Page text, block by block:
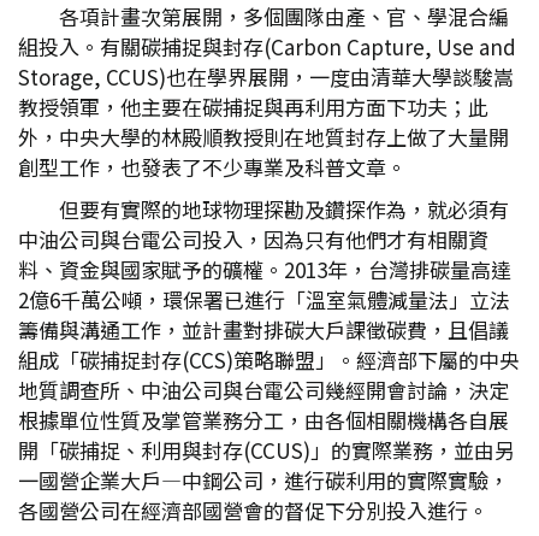
各項計畫次第展開，多個團隊由產、官、學混合編
組投入。有關碳捕捉與封存(Carbon Capture, Use and
Storage, CCUS)也在學界展開，一度由清華大學談駿嵩
教授領軍，他主要在碳捕捉與再利用方面下功夫；此
外，中央大學的林殿順教授則在地質封存上做了大量開
創型工作，也發表了不少專業及科普文章。
但要有實際的地球物理探勘及鑽探作為，就必須有
中油公司與台電公司投入，因為只有他們才有相關資
料、資金與國家賦予的礦權。2013年，台灣排碳量高達
2億6千萬公噸，環保署已進行「溫室氣體減量法」立法
籌備與溝通工作，並計畫對排碳大戶課徵碳費，且倡議
組成「碳捕捉封存(CCS)策略聯盟」。經濟部下屬的中央
地質調查所、中油公司與台電公司幾經開會討論，決定
根據單位性質及掌管業務分工，由各個相關機構各自展
開「碳捕捉、利用與封存(CCUS)」的實際業務，並由另
一國營企業大戶—中鋼公司，進行碳利用的實際實驗，
各國營公司在經濟部國營會的督促下分別投入進行。